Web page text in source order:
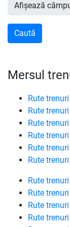
Afișează
Mersul
Rute
Rute
Rute
Rute
Rute
Rute
Rute
Rute
Rute
Rute